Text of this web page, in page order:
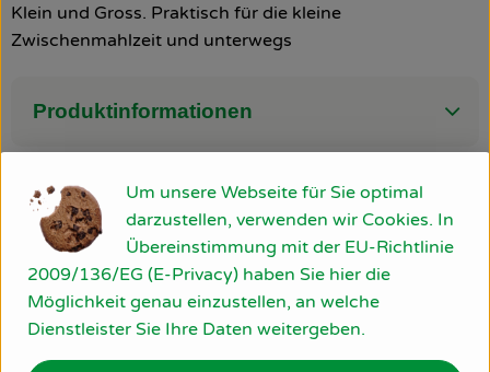
Klein und Gross. Praktisch für die kleine
Zwischenmahlzeit und unterwegs
Produktinformationen
Zutaten
Nährwert-Info
Um unsere Webseite für Sie optimal
darzustellen, verwenden wir Cookies. In
Übereinstimmung mit der EU-Richtlinie
2009/136/EG (E-Privacy) haben Sie hier die
Möglichkeit genau einzustellen, an welche
Dienstleister Sie Ihre Daten weitergeben.